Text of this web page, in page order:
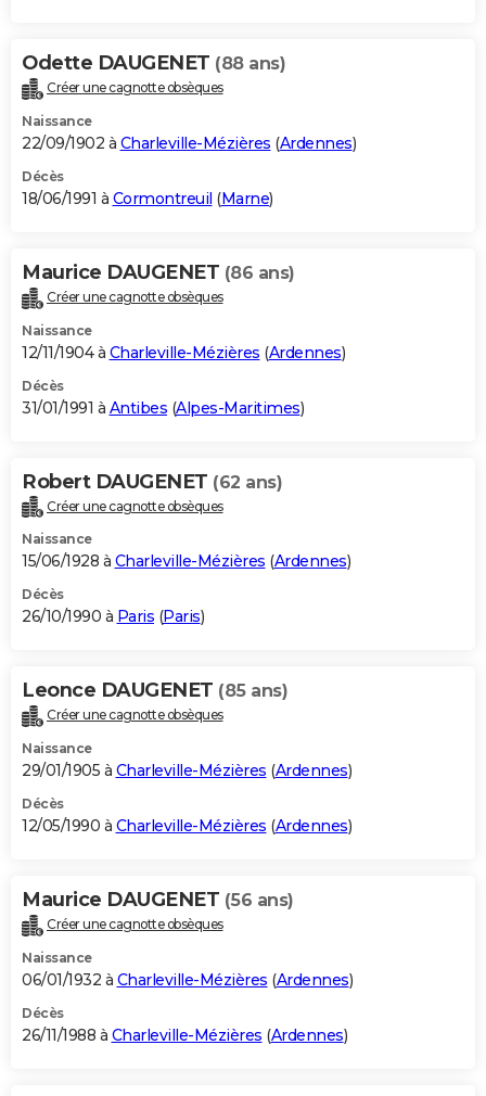
Odette DAUGENET (88 ans)
Créer une cagnotte obsèques
Naissance
22/09/1902 à Charleville-Mézières (Ardennes)
Décès
18/06/1991 à Cormontreuil (Marne)
Maurice DAUGENET (86 ans)
Créer une cagnotte obsèques
Naissance
12/11/1904 à Charleville-Mézières (Ardennes)
Décès
31/01/1991 à Antibes (Alpes-Maritimes)
Robert DAUGENET (62 ans)
Créer une cagnotte obsèques
Naissance
15/06/1928 à Charleville-Mézières (Ardennes)
Décès
26/10/1990 à Paris (Paris)
Leonce DAUGENET (85 ans)
Créer une cagnotte obsèques
Naissance
29/01/1905 à Charleville-Mézières (Ardennes)
Décès
12/05/1990 à Charleville-Mézières (Ardennes)
Maurice DAUGENET (56 ans)
Créer une cagnotte obsèques
Naissance
06/01/1932 à Charleville-Mézières (Ardennes)
Décès
26/11/1988 à Charleville-Mézières (Ardennes)